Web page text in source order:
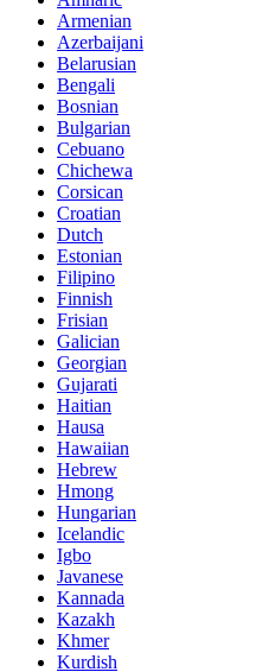
Armenian
Azerbaijani
Belarusian
Bengali
Bosnian
Bulgarian
Cebuano
Chichewa
Corsican
Croatian
Dutch
Estonian
Filipino
Finnish
Frisian
Galician
Georgian
Gujarati
Haitian
Hausa
Hawaiian
Hebrew
Hmong
Hungarian
Icelandic
Igbo
Javanese
Kannada
Kazakh
Khmer
Kurdish